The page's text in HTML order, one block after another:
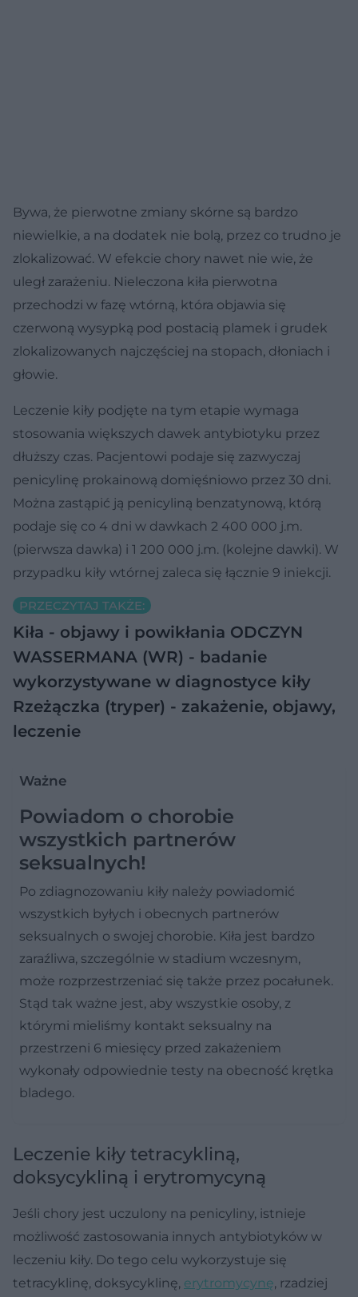
Bywa, że pierwotne zmiany skórne są bardzo
niewielkie, a na dodatek nie bolą, przez co trudno je
zlokalizować. W efekcie chory nawet nie wie, że
uległ zarażeniu. Nieleczona kiła pierwotna
przechodzi w fazę wtórną, która objawia się
czerwoną wysypką pod postacią plamek i grudek
zlokalizowanych najczęściej na stopach, dłoniach i
głowie.
Leczenie kiły podjęte na tym etapie wymaga
stosowania większych dawek antybiotyku przez
dłuższy czas. Pacjentowi podaje się zazwyczaj
penicylinę prokainową domięśniowo przez 30 dni.
Można zastąpić ją penicyliną benzatynową, którą
podaje się co 4 dni w dawkach 2 400 000 j.m.
(pierwsza dawka) i 1 200 000 j.m. (kolejne dawki). W
przypadku kiły wtórnej zaleca się łącznie 9 iniekcji.
PRZECZYTAJ TAKŻE:
Kiła - objawy i powikłania ODCZYN
WASSERMANA (WR) - badanie
wykorzystywane w diagnostyce kiły
Rzeżączka (tryper) - zakażenie, objawy,
leczenie
Ważne
Powiadom o chorobie
wszystkich partnerów
seksualnych!
Po zdiagnozowaniu kiły należy powiadomić
wszystkich byłych i obecnych partnerów
seksualnych o swojej chorobie. Kiła jest bardzo
zaraźliwa, szczególnie w stadium wczesnym,
może rozprzestrzeniać się także przez pocałunek.
Stąd tak ważne jest, aby wszystkie osoby, z
którymi mieliśmy kontakt seksualny na
przestrzeni 6 miesięcy przed zakażeniem
wykonały odpowiednie testy na obecność krętka
bladego.
Leczenie kiły tetracykliną,
doksycykliną i erytromycyną
Jeśli chory jest uczulony na penicyliny, istnieje
możliwość zastosowania innych antybiotyków w
leczeniu kiły. Do tego celu wykorzystuje się
tetracyklinę, doksycyklinę, erytromycynę, rzadziej